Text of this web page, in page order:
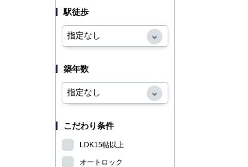
駅徒歩
築年数
こだわり条件
LDK15帖以上
オートロック